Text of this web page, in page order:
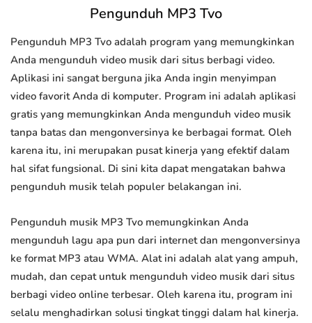
Pengunduh MP3 Tvo
Pengunduh MP3 Tvo adalah program yang memungkinkan
Anda mengunduh video musik dari situs berbagi video.
Aplikasi ini sangat berguna jika Anda ingin menyimpan
video favorit Anda di komputer. Program ini adalah aplikasi
gratis yang memungkinkan Anda mengunduh video musik
tanpa batas dan mengonversinya ke berbagai format. Oleh
karena itu, ini merupakan pusat kinerja yang efektif dalam
hal sifat fungsional. Di sini kita dapat mengatakan bahwa
pengunduh musik telah populer belakangan ini.
Pengunduh musik MP3 Tvo memungkinkan Anda
mengunduh lagu apa pun dari internet dan mengonversinya
ke format MP3 atau WMA. Alat ini adalah alat yang ampuh,
mudah, dan cepat untuk mengunduh video musik dari situs
berbagi video online terbesar. Oleh karena itu, program ini
selalu menghadirkan solusi tingkat tinggi dalam hal kinerja.